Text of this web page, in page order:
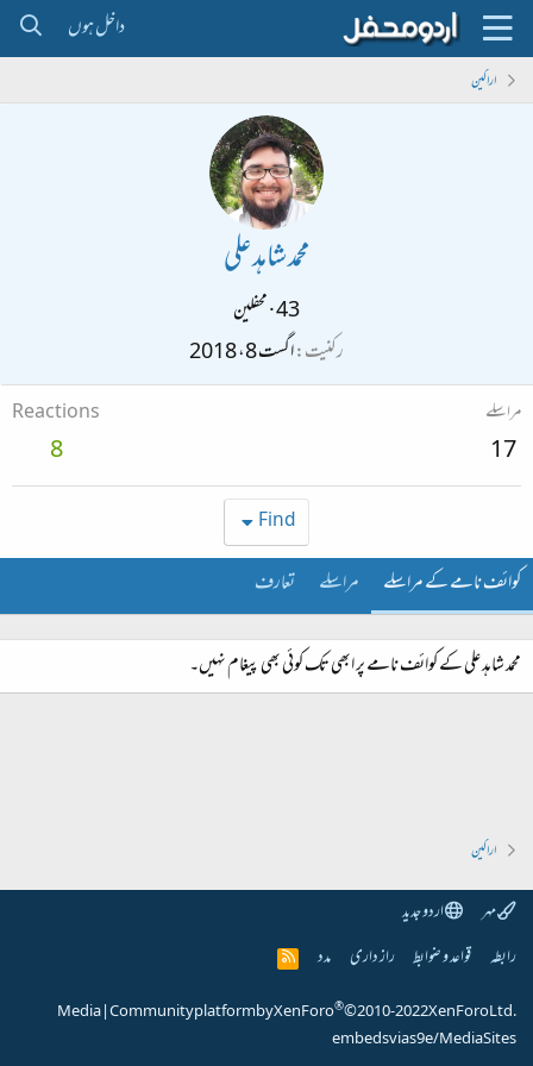
داخل ہوں
اراکین
محمد شاہد علی
محفلین·43
رکنیت اگست 8، 2018
مراسلے
17
Reactions
8
Find
کوائف نامے کے مراسلے مراسلے تعارف
محمد شاہد علی کے کوائف نامے پر ابھی تک کوئی بھی پیغام نہیں۔
اراکین
مہر
اردو جدید
رابطہ قواعد و ضوابط راز داری مدد
R
S
Community platform by XenForo®© 2010-2022 XenForo Ltd.
|
Media
embeds via s9e/MediaSites